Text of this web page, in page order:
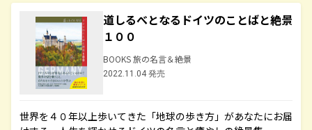
道しるべとなるドイツのことばと絶景
１００
BOOKS 旅の名言＆絶景
2022.11.04 発売
世界を４０年以上歩いてきた「地球の歩き方」があなたにお届